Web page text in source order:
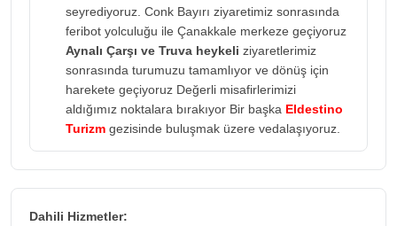
seyrediyoruz. Conk Bayırı ziyaretimiz sonrasında
feribot yolculuğu ile Çanakkale merkeze geçiyoruz
Aynalı Çarşı ve Truva heykeli ziyaretlerimiz
sonrasında turumuzu tamamlıyor ve dönüş için
harekete geçiyoruz Değerli misafirlerimizi
aldığımız noktalara bırakıyor Bir başka Eldestino
Turizm gezisinde buluşmak üzere vedalaşıyoruz.
Dahili Hizmetler: